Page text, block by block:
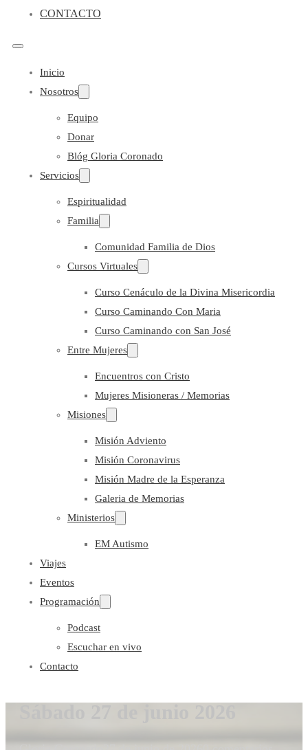
CONTACTO
Inicio
Nosotros
Equipo
Donar
Blóg Gloria Coronado
Servicios
Espiritualidad
Familia
Comunidad Familia de Dios
Cursos Virtuales
Curso Cenáculo de la Divina Misericordia
Curso Caminando Con Maria
Curso Caminando con San José
Entre Mujeres
Encuentros con Cristo
Mujeres Misioneras / Memorias
Misiones
Misión Adviento
Misión Coronavirus
Misión Madre de la Esperanza
Galeria de Memorias
Ministerios
EM Autismo
Viajes
Eventos
Programación
Podcast
Escuchar en vivo
Contacto